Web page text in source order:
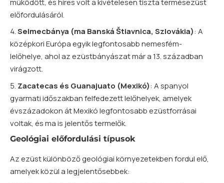
működött, és híres volt a kivételesen tiszta termésezüst
előfordulásáról.
Selmecbánya (ma Banská Štiavnica, Szlovákia): A
középkori Európa egyik legfontosabb nemesfém-
lelőhelye, ahol az ezüstbányászat már a 13. században
virágzott.
Zacatecas és Guanajuato (Mexikó): A spanyol
gyarmati időszakban felfedezett lelőhelyek, amelyek
évszázadokon át Mexikó legfontosabb ezüstforrásai
voltak, és ma is jelentős termelők.
Geológiai előfordulási típusok
Az ezüst különböző geológiai környezetekben fordul elő,
amelyek közül a legjelentősebbek: